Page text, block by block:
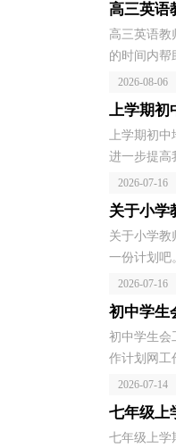
高三英语
高三英语教
的时间内帮
2026-08-06
上学期初
上学期初中
进一步提高
2026-07-16
关于小学
关于小学教
一份计划吧
2026-07-16
初中学生
初中学生会
作计划网工
2026-07-14
七年级上
七年级上学